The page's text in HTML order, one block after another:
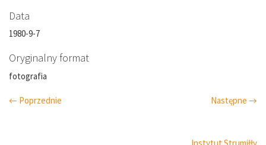
Data
1980-9-7
Oryginalny format
fotografia
← Poprzednie Następne →
Instytut Strumiłły